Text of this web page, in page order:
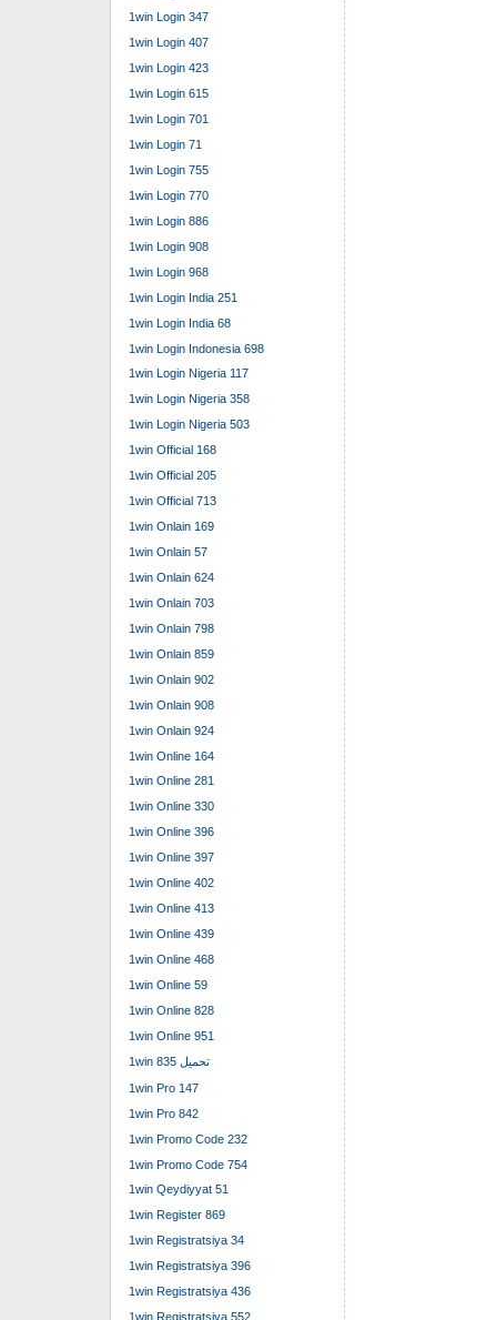
1win Login 347
1win Login 407
1win Login 423
1win Login 615
1win Login 701
1win Login 71
1win Login 755
1win Login 770
1win Login 886
1win Login 908
1win Login 968
1win Login India 251
1win Login India 68
1win Login Indonesia 698
1win Login Nigeria 117
1win Login Nigeria 358
1win Login Nigeria 503
1win Official 168
1win Official 205
1win Official 713
1win Onlain 169
1win Onlain 57
1win Onlain 624
1win Onlain 703
1win Onlain 798
1win Onlain 859
1win Onlain 902
1win Onlain 908
1win Onlain 924
1win Online 164
1win Online 281
1win Online 330
1win Online 396
1win Online 397
1win Online 402
1win Online 413
1win Online 439
1win Online 468
1win Online 59
1win Online 828
1win Online 951
1win تحميل 835
1win Pro 147
1win Pro 842
1win Promo Code 232
1win Promo Code 754
1win Qeydiyyat 51
1win Register 869
1win Registratsiya 34
1win Registratsiya 396
1win Registratsiya 436
1win Registratsiya 552